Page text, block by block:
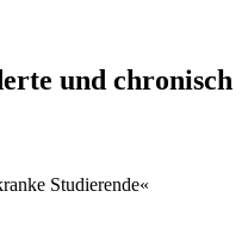
und chronisch
Studierende«